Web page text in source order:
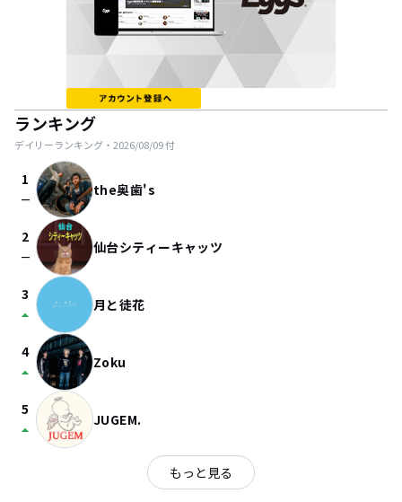
ランキング
デイリーランキング・ 2026/08/09付
1
check_indeterminate_small the奥歯's
2
check_indeterminate_small 仙台シティーキャッツ
3
arrow_drop_up 月と徒花
4
arrow_drop_up Zoku
5
arrow_drop_up JUGEM.
もっと見る